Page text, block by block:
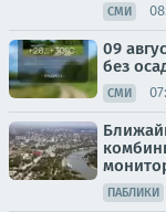
СМИ
09
без
СМИ
ПАБЛИКИ